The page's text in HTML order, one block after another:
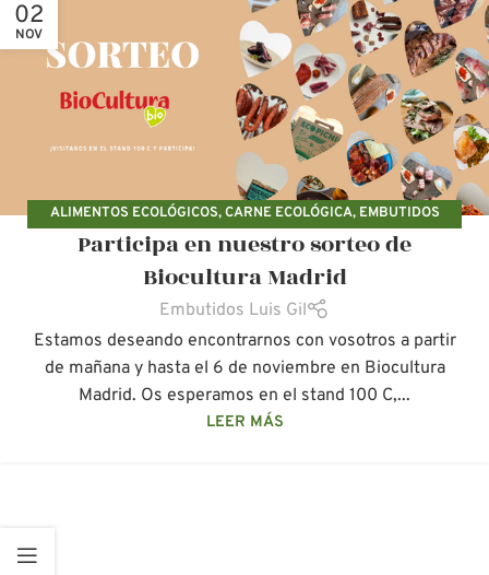
02
NOV
ALIMENTOS ECOLÓGICOS,CARNE ECOLÓGICA, EMBUTIDOS
ECOLÓGICOS ,FERIAS ECOLÓGICAS
Participa en nuestro sorteo de
Biocultura Madrid
Embutidos Luis Gil
Estamos deseando encontrarnos con vosotros a partir
de mañana y hasta el 6 de noviembre en Biocultura
Madrid. Os esperamos en el stand 100 C,...
LEER MÁS